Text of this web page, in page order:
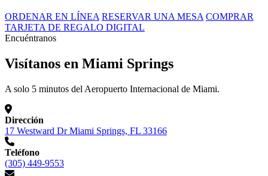
ORDENAR EN LÍNEA RESERVAR UNA MESA COMPRAR
TARJETA DE REGALO DIGITAL
Encuéntranos
Visítanos en Miami Springs
A solo 5 minutos del Aeropuerto Internacional de Miami.
Dirección
17 Westward Dr Miami Springs, FL 33166
Teléfono
(305) 449-9553